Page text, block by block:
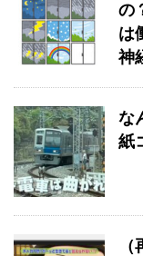
の
は
神
な
紙